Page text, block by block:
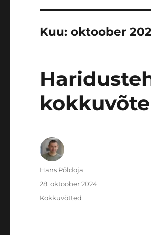
Kuu:oktoober
kokkuvõte
Autor
Hans Põldoja
Postitatud
28. oktoober 2024
Rubriigid
Kokkuvõtted